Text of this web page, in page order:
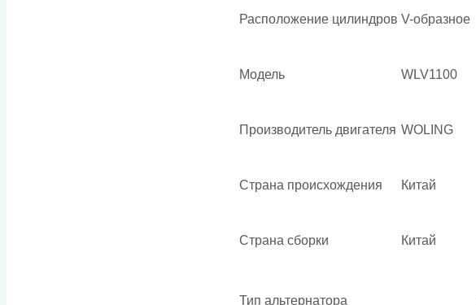
Расположение цилиндров V-образное
Модель WLV1100
Производитель двигателя WOLING
Страна происхождения Китай
Страна сборки Китай
Тип альтернатора